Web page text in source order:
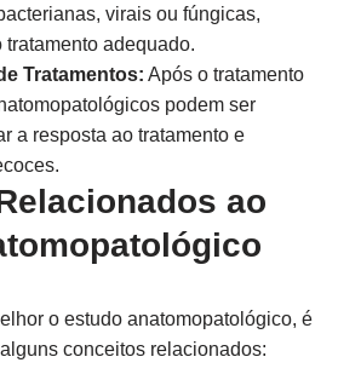
virais ou fúngicas,
adequado.
Tratamentos: Após o tratamento
podem ser
a resposta ao tratamento e
ao
o estudo anatomopatológico, é
conceitos relacionados: